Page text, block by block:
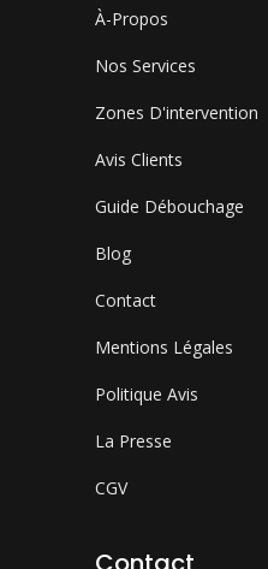
À-Propos
Nos Services
Zones D'intervention
Avis Clients
Guide Débouchage
Blog
Contact
Mentions Légales
Politique Avis
La Presse
CGV